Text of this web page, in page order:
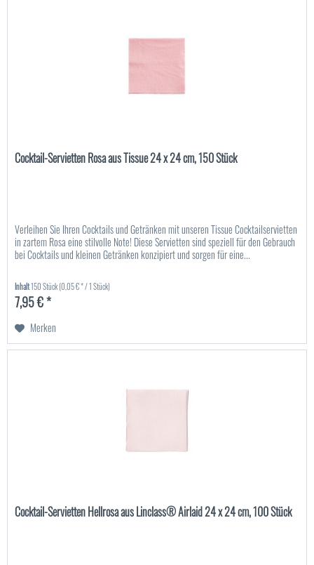
Cocktail-Servietten Rosa aus Tissue 24 x 24 cm, 150 Stück
Verleihen Sie Ihren Cocktails und Getränken mit unseren Tissue Cocktailservietten
in zartem Rosa eine stilvolle Note! Diese Servietten sind speziell für den Gebrauch
bei Cocktails und kleinen Getränken konzipiert und sorgen für eine...
Inhalt150 Stück(0,05 € * / 1 Stück)
7,95 € *
Merken
Cocktail-Servietten Hellrosa aus Linclass® Airlaid 24 x 24 cm, 100 Stück